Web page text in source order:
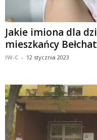
Jakie imiona dla
mieszkańcy
IW-C - 12 stycznia 2023